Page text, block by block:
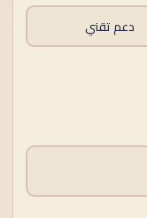
دعم تقني